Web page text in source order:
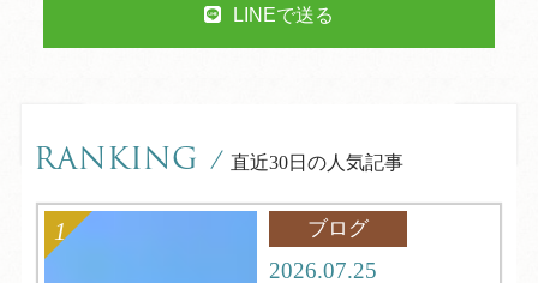
LINEで送る
RANKING / 直近30日の人気記事
ブログ
2026.07.25